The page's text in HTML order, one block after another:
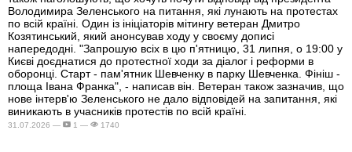
Володимира Зеленського на питання, які лунають на протестах
по всій країні. Один із ініціаторів мітингу ветеран Дмитро
Козятинський, який анонсував ходу у своєму дописі
напередодні. "Запрошую всіх в цю п'ятницю, 31 липня, о 19:00 у
Києві доєднатися до протестної ходи за діалог і реформи в
оборонці. Старт - пам'ятник Шевченку в парку Шевченка. Фініш -
площа Івана Франка", - написав він. Ветеран також зазначив, що
нове інтерв'ю Зеленського не дало відповідей на запитання, які
виникають в учасників протестів по всій країні.
31.07.2026 — 1 — 1740